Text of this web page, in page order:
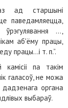
ад старшыні
паведамляецца,
…,
аб'ёму працы,
працы…і т. п.”.
па такім
галасоў, не можа
органа
выбараў.